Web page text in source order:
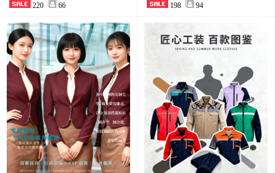
服画册220 66 198 94